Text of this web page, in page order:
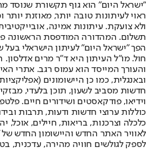
"ישראל היום" הוא גוף תקשורת שנוסד
ראוי לעיתונות טובה יותר, מאוזנת
ולא צועקת. עיתונות אמינה,
הפך "ישראל היום" לעיתון הישראלי
חול. מו"ל העיתון היא ד"ר מרים
והעורך המייסד הוא עמוס רגב. אתרי
חדשות מסביב לשעון, תוכן בלעדי,
וידיאו, פודקאסטים ושידורים חיים.
כוללות ערוצי חדשות ודעות, תרבות
לאוויר האתר החדש והיישומון החדש
לספק לגולשים חוויה מהירה, עדכנית,